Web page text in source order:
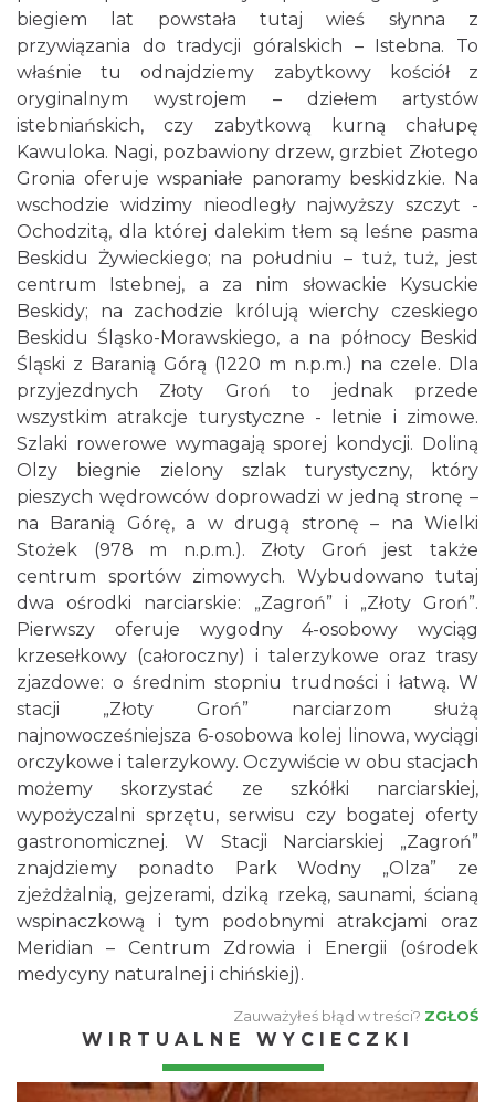
biegiem lat powstała tutaj wieś słynna z
przywiązania do tradycji góralskich – Istebna. To
właśnie tu odnajdziemy zabytkowy kościół z
oryginalnym wystrojem – dziełem artystów
istebniańskich, czy zabytkową kurną chałupę
Kawuloka. Nagi, pozbawiony drzew, grzbiet Złotego
Gronia oferuje wspaniałe panoramy beskidzkie. Na
wschodzie widzimy nieodległy najwyższy szczyt -
Ochodzitą, dla której dalekim tłem są leśne pasma
Beskidu Żywieckiego; na południu – tuż, tuż, jest
centrum Istebnej, a za nim słowackie Kysuckie
Beskidy; na zachodzie królują wierchy czeskiego
Beskidu Śląsko-Morawskiego, a na północy Beskid
Śląski z Baranią Górą (1220 m n.p.m.) na czele. Dla
przyjezdnych Złoty Groń to jednak przede
wszystkim atrakcje turystyczne - letnie i zimowe.
Szlaki rowerowe wymagają sporej kondycji. Doliną
Olzy biegnie zielony szlak turystyczny, który
pieszych wędrowców doprowadzi w jedną stronę –
na Baranią Górę, a w drugą stronę – na Wielki
Stożek (978 m n.p.m.). Złoty Groń jest także
centrum sportów zimowych. Wybudowano tutaj
dwa ośrodki narciarskie: „Zagroń” i „Złoty Groń”.
Pierwszy oferuje wygodny 4-osobowy wyciąg
krzesełkowy (całoroczny) i talerzykowe oraz trasy
zjazdowe: o średnim stopniu trudności i łatwą. W
stacji „Złoty Groń” narciarzom służą
najnowocześniejsza 6-osobowa kolej linowa, wyciągi
orczykowe i talerzykowy. Oczywiście w obu stacjach
możemy skorzystać ze szkółki narciarskiej,
wypożyczalni sprzętu, serwisu czy bogatej oferty
gastronomicznej. W Stacji Narciarskiej „Zagroń”
znajdziemy ponadto Park Wodny „Olza” ze
zjeżdżalnią, gejzerami, dziką rzeką, saunami, ścianą
wspinaczkową i tym podobnymi atrakcjami oraz
Meridian – Centrum Zdrowia i Energii (ośrodek
medycyny naturalnej i chińskiej).
Zauważyłeś błąd w treści? ZGŁOŚ
WIRTUALNE WYCIECZKI